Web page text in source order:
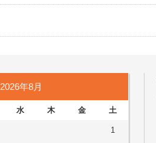
2026年8月
水 木 金 土
1